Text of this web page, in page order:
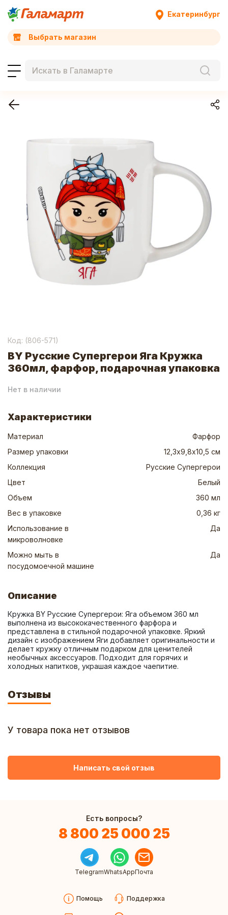
Екатеринбург
Выбрать магазин
Код: (806-571)
BY Русские Супергерои Яга Кружка
360мл, фарфор, подарочная упаковка
Нет в наличии
Характеристики
Материал
Фарфор
Размер упаковки
12,3х9,8х10,5 см
Коллекция
Русские Супергерои
Цвет
Белый
Объем
360 мл
Вес в упаковке
0,36 кг
Использование в
микроволновке
Да
Можно мыть в
посудомоечной машине
Да
Описание
Кружка BY Русские Супергерои: Яга объемом 360 мл
выполнена из высококачественного фарфора и
представлена в стильной подарочной упаковке. Яркий
дизайн с изображением Яги добавляет оригинальности и
делает кружку отличным подарком для ценителей
необычных аксессуаров. Подходит для горячих и
холодных напитков, украшая каждое чаепитие.
Отзывы
У товара пока нет отзывов
Написать свой отзыв
Есть вопросы?
8 800 25 000 25
TelegramWhatsAppПочта
Помощь Поддержка